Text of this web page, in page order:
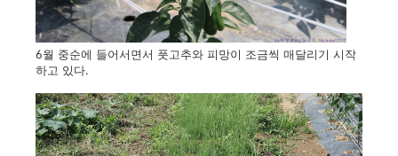
6월 중순에 들어서면서 풋고추와 피망이 조금씩 매달리기 시작
하고 있다.